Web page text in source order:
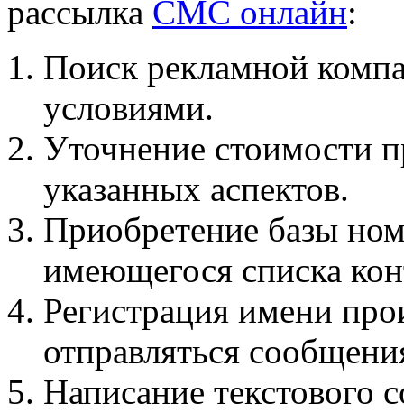
рассылка СМС онлайн:
Поиск рекламной
условиями.
Уточнение стоимости
указанных аспектов.
Приобретение базы
имеющегося списка
Регистрация имени
отправляться
Написание текстового